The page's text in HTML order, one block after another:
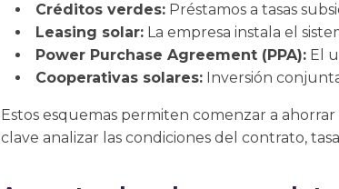
Créditos verdes: Préstamos a tasas
Leasing solar: La empresa instala el
Power Purchase Agreement (PPA): El
Cooperativas solares: Inversión
Estos esquemas permiten comenzar a
clave analizar las condiciones del contrato,